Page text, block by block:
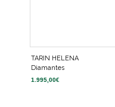
TARIN HELENA
Diamantes
1.995,00€